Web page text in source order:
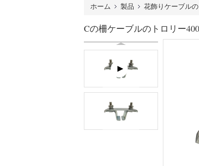
ホーム 製品 花飾りケーブル
Cの柵ケーブルのトロリー